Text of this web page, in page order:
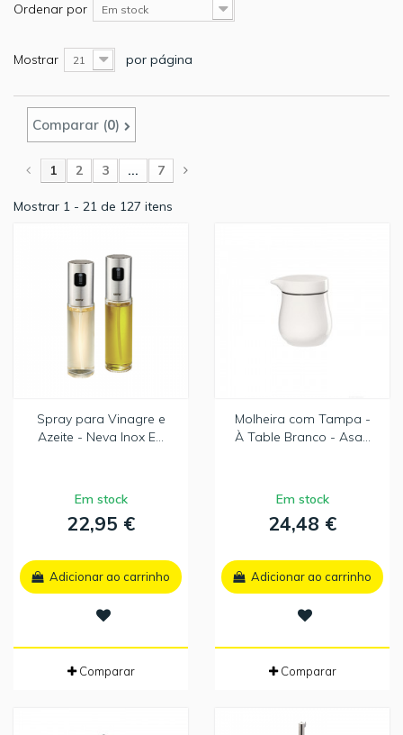
Ordenar por Em stock
Mostrar 21 por página
Comparar (0)
1 2 3 ... 7
Mostrar 1 - 21 de 127 itens
Spray para Vinagre e
Azeite - Neva Inox E...
Em stock
22,95 €
Adicionar ao carrinho
Comparar
Molheira com Tampa -
À Table Branco - Asa...
Em stock
24,48 €
Adicionar ao carrinho
Comparar